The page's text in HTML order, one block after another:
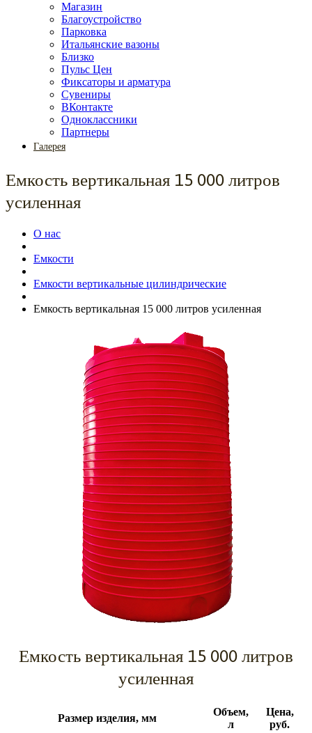
Магазин
Благоустройство
Парковка
Итальянские вазоны
Близко
Пульс Цен
Фиксаторы и арматура
Сувениры
ВКонтакте
Одноклассники
Партнеры
Галерея
Емкость вертикальная 15 000 литров
усиленная
О нас
Емкости
Емкости вертикальные цилиндрические
Емкость вертикальная 15 000 литров усиленная
Емкость вертикальная 15 000 литров
усиленная
Размер изделия, мм
Объем,
л
Цена,
руб.